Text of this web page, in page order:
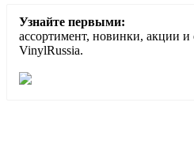
Узнайте первыми:
ассортимент, новинки, акции
VinylRussia.